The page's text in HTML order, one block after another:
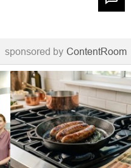
sponsored by ContentRoom